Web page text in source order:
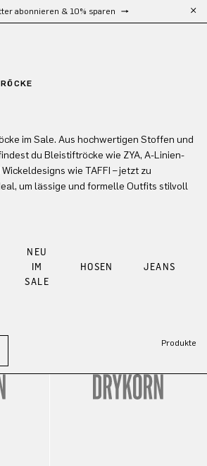
abonnieren & 10% sparen
RÖCKE
im Sale. Aus hochwertigen Stoffen und
du Bleistiftröcke wie ZYA, A-Linien-
wie TAFFI – jetzt zu
um lässige und formelle Outfits stilvoll
NEU
IM
SALE
HOSEN JEANS
Produkte